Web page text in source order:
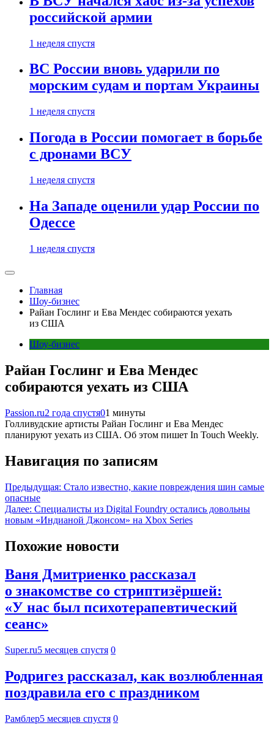
российской армии
1 неделя спустя
ВС России вновь ударили по
морским судам и портам Украины
1 неделя спустя
Погода в России помогает в борьбе
с дронами ВСУ
1 неделя спустя
На Западе оценили удар России по
Одессе
1 неделя спустя
Главная
Шоу-бизнес
Райан Гослинг и Ева Мендес собираются уехать
из США
Шоу-бизнес
Райан Гослинг и Ева Мендес
собираются уехать из США
Passion.ru2 года спустя01 минуты
Голливудские артисты Райан Гослинг и Ева Мендес
планируют уехать из США. Об этом пишет In Touch Weekly.
Навигация по записям
Предыдущая: Стало известно, какие повреждения шин самые
опасные
Далее: Специалисты из Digital Foundry остались довольны
новым «Индианой Джонсом» на Xbox Series
Похожие новости
Ваня Дмитриенко рассказал
о знакомстве со стриптизёршей:
«У нас был психотерапевтический
сеанс»
Super.ru5 месяцев спустя 0
Родригез рассказал, как возлюбленная
поздравила его с праздником
Рамблер5 месяцев спустя 0